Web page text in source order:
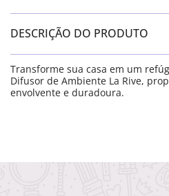
DESCRIÇÃO DO PRODUTO
Transforme sua casa em um
Difusor de Ambiente La Rive,
envolvente e duradoura.